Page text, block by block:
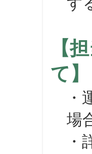
【
て】
・
場
・